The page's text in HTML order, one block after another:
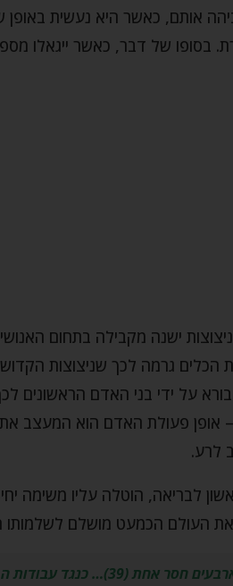
אותם, כאשר היא נעשית באופן
בסופו של דבר, כאשר ייגאלו
ישנה מקבילה בתחום
גרמה לכך שניצוצות
על ידי בני האדם הראשונים
– אופן פעולת האדם הוא המעצב
לרע.
לבריאה, הוטלה עליו משימה
את העולם הכמעט מושלם לשלמותו
כנגד עבודות המשכן" (שבת מט, ב).